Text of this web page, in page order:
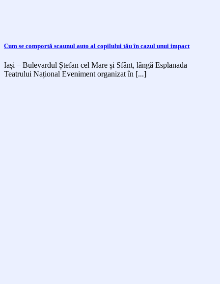
Cum se comportă scaunul auto al copilului tău în cazul unui impact
Iași – Bulevardul Ștefan cel Mare și Sfânt, lângă Esplanada
Teatrului Național Eveniment organizat în [...]